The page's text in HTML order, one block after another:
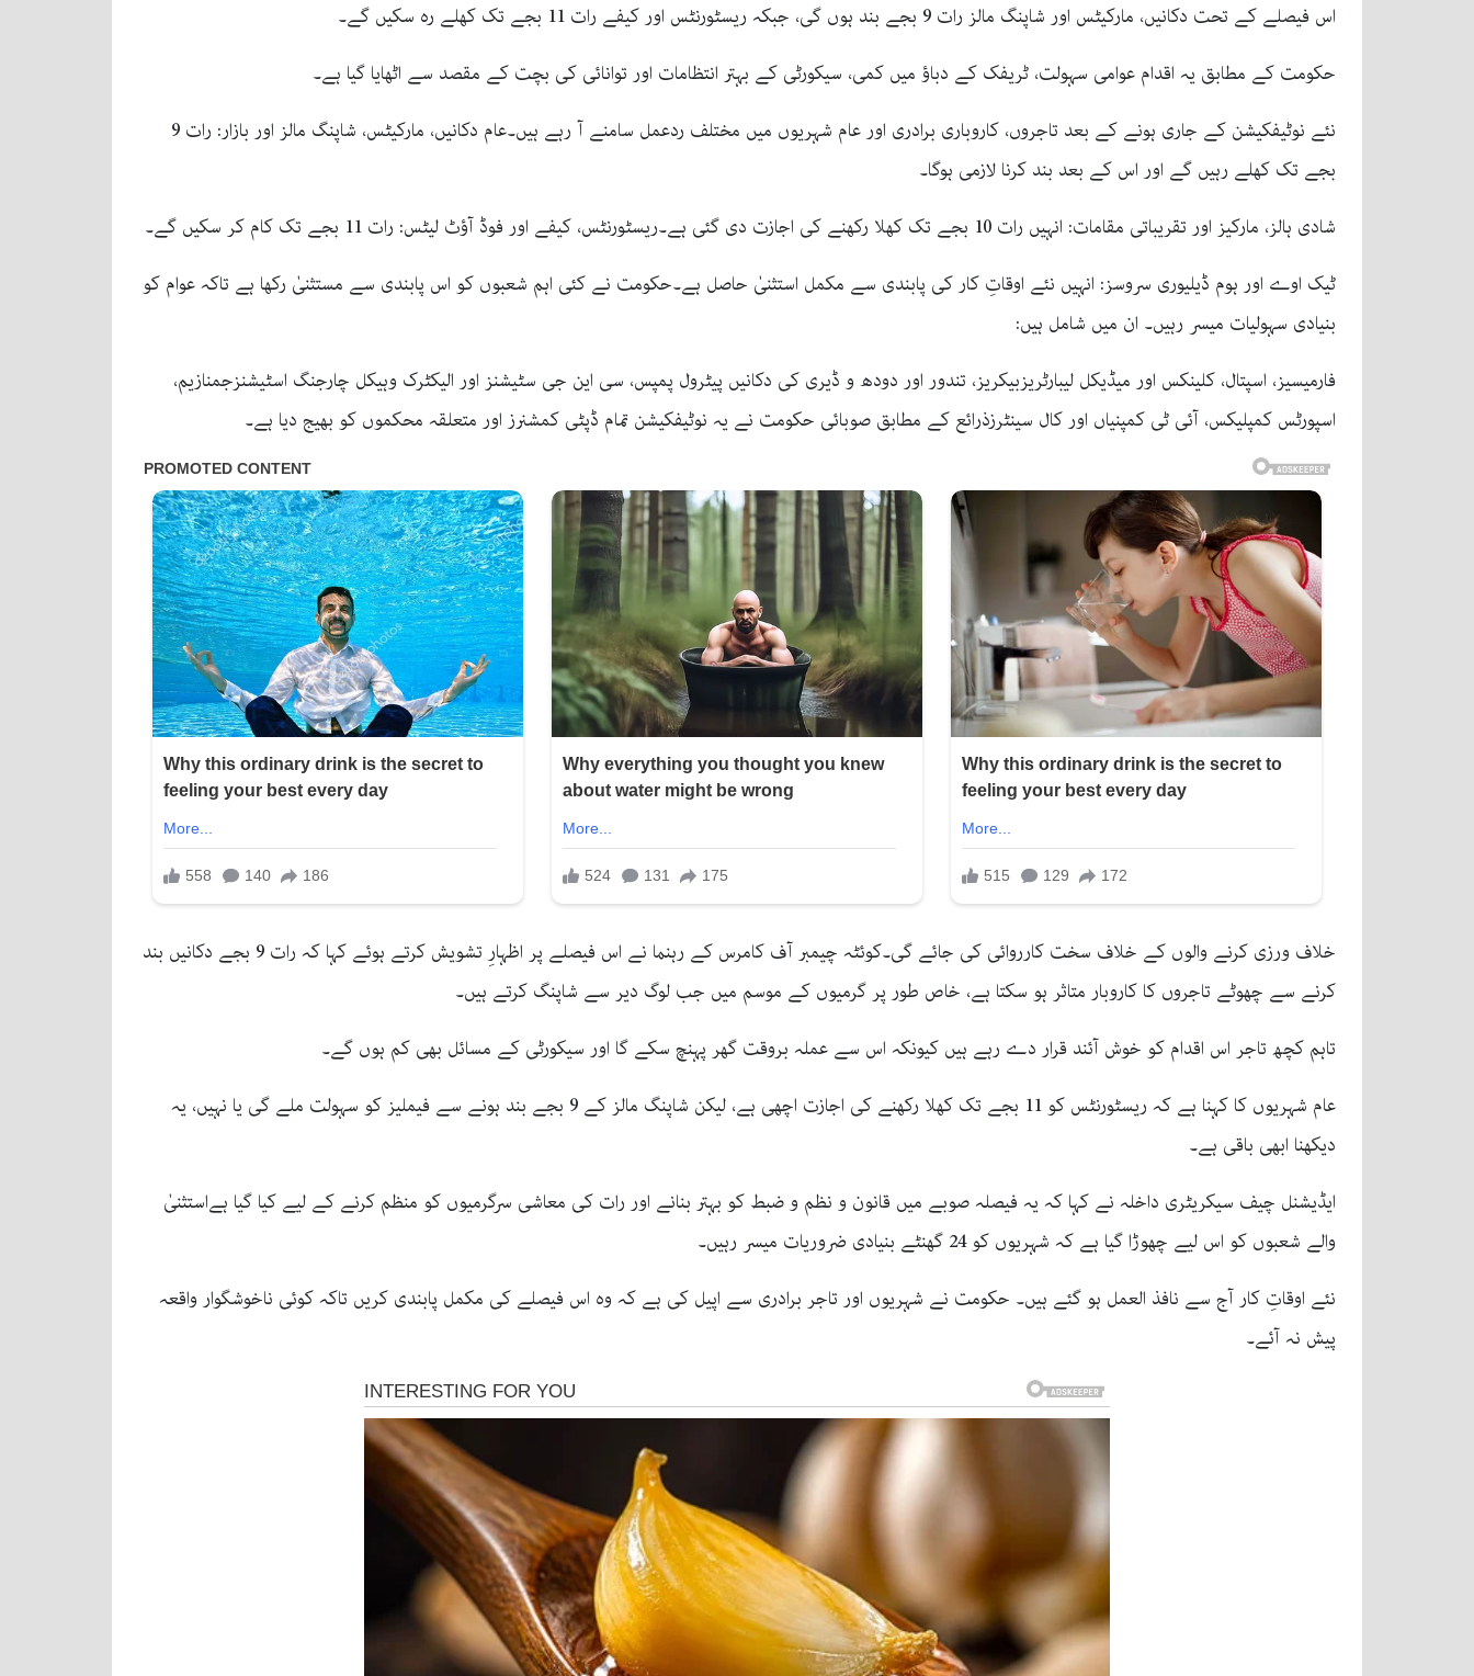
اس فیصلے کے تحت دکانیں، مارکیٹس اور شاپنگ مالز رات 9 بجے بند ہوں گی، جبکہ ریسٹورنٹس اور کیفے رات 11 بجے تک کھلے رہ سکیں گے۔
حکومت کے مطابق یہ اقدام عوامی سہولت، ٹریفک کے دباؤ میں کمی، سیکورٹی کے بہتر انتظامات اور توانائی کی بچت کے مقصد سے اٹھایا گیا ہے۔
نئے نوٹیفکیشن کے جاری ہونے کے بعد تاجروں، کاروباری برادری اور عام شہریوں میں مختلف ردعمل سامنے آ رہے ہیں۔عام دکانیں، مارکیٹس، شاپنگ مالز اور بازار: رات 9
بجے تک کھلے رہیں گے اور اس کے بعد بند کرنا لازمی ہوگا۔
شادی ہالز، مارکیز اور تقریباتی مقامات: انہیں رات 10 بجے تک کھلا رکھنے کی اجازت دی گئی ہے۔ریسٹورنٹس، کیفے اور فوڈ آؤٹ لیٹس: رات 11 بجے تک کام کر سکیں گے۔
ٹیک اوے اور ہوم ڈیلیوری سروسز: انہیں نئے اوقاتِ کار کی پابندی سے مکمل استثنیٰ حاصل ہے۔حکومت نے کئی اہم شعبوں کو اس پابندی سے مستثنیٰ رکھا ہے تاکہ عوام کو
بنیادی سہولیات میسر رہیں۔ ان میں شامل ہیں:
فارمیسیز، اسپتال، کلینکس اور میڈیکل لیبارٹریزبیکریز، تندور اور دودھ و ڈیری کی دکانیں پیٹرول پمپس، سی این جی سٹیشنز اور الیکٹرک وہیکل چارجنگ اسٹیشنزجمنازیم،
اسپورٹس کمپلیکس، آئی ٹی کمپنیاں اور کال سینٹرزذرائع کے مطابق صوبائی حکومت نے یہ نوٹیفکیشن تمام ڈپٹی کمشنرز اور متعلقہ محکموں کو بھیج دیا ہے۔
خلاف ورزی کرنے والوں کے خلاف سخت کارروائی کی جائے گی۔کوئٹہ چیمبر آف کامرس کے رہنما نے اس فیصلے پر اظہارِ تشویش کرتے ہوئے کہا کہ رات 9 بجے دکانیں بند
کرنے سے چھوٹے تاجروں کا کاروبار متاثر ہو سکتا ہے، خاص طور پر گرمیوں کے موسم میں جب لوگ دیر سے شاپنگ کرتے ہیں۔
تاہم کچھ تاجر اس اقدام کو خوش آئند قرار دے رہے ہیں کیونکہ اس سے عملہ بروقت گھر پہنچ سکے گا اور سیکورٹی کے مسائل بھی کم ہوں گے۔
عام شہریوں کا کہنا ہے کہ ریسٹورنٹس کو 11 بجے تک کھلا رکھنے کی اجازت اچھی ہے، لیکن شاپنگ مالز کے 9 بجے بند ہونے سے فیملیز کو سہولت ملے گی یا نہیں، یہ
دیکھنا ابھی باقی ہے۔
ایڈیشنل چیف سیکریٹری داخلہ نے کہا کہ یہ فیصلہ صوبے میں قانون و نظم و ضبط کو بہتر بنانے اور رات کی معاشی سرگرمیوں کو منظم کرنے کے لیے کیا گیا ہےاستثنیٰ
والے شعبوں کو اس لیے چھوڑا گیا ہے کہ شہریوں کو 24 گھنٹے بنیادی ضروریات میسر رہیں۔
نئے اوقاتِ کار آج سے نافذ العمل ہو گئے ہیں۔ حکومت نے شہریوں اور تاجر برادری سے اپیل کی ہے کہ وہ اس فیصلے کی مکمل پابندی کریں تاکہ کوئی ناخوشگوار واقعہ
پیش نہ آئے۔